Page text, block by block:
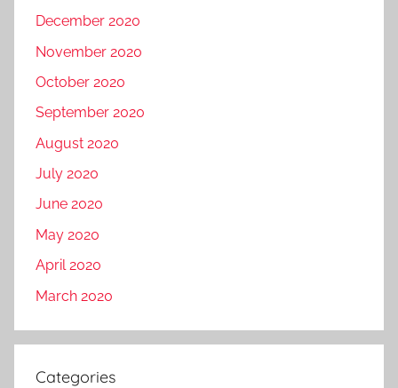
December 2020
November 2020
October 2020
September 2020
August 2020
July 2020
June 2020
May 2020
April 2020
March 2020
Categories